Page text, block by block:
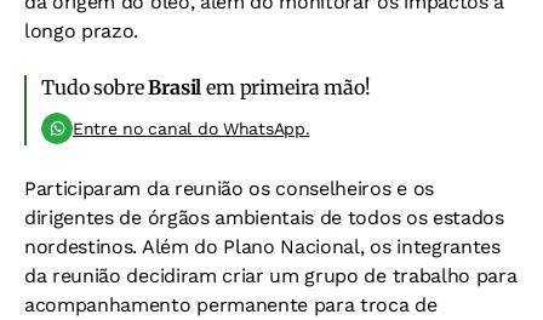
longo prazo.
Tudo sobreBrasil em primeira mão!
Entre no canal do WhatsApp.
Participaram da reunião os conselheiros e os
dirigentes de órgãos ambientais de todos os estados
nordestinos. Além do Plano Nacional, os integrantes
da reunião decidiram criar um grupo de trabalho para
acompanhamento permanente para troca de